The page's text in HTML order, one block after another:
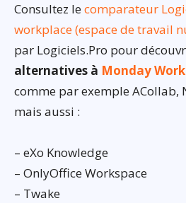
Consultez lecomparateur
workplace (espace de travail
par Logiciels.Pro pour
alternatives à Monday
comme par exemple ACollab,
mais aussi :
– eXo Knowledge
– OnlyOffice Workspace
– Twake